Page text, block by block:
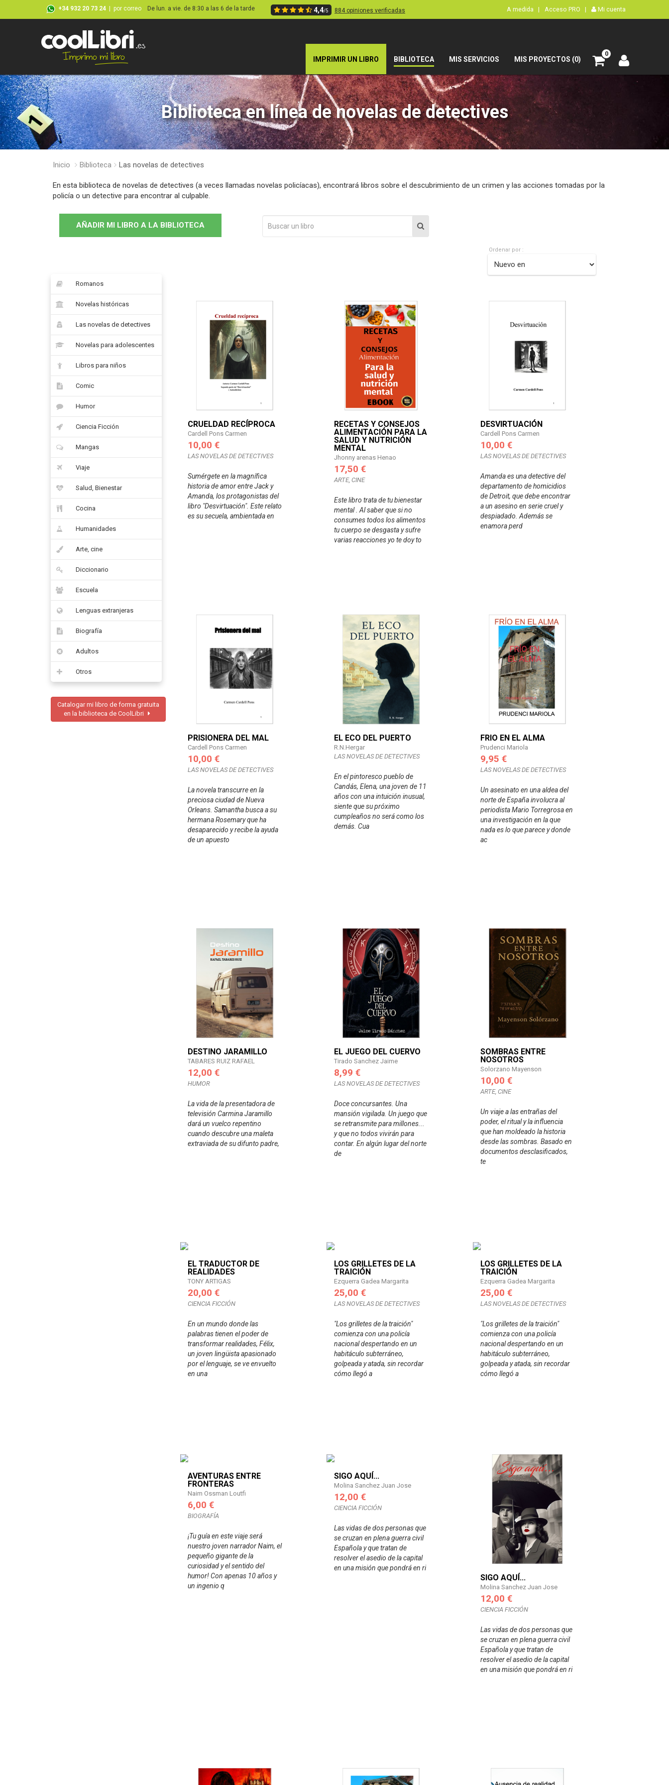
+34 932 20 73 24 por correo De lun. a vie. de 8:30 a las 6 de la tarde 4,4/5 884 opiniones verificadas A medida | Acceso PRO | Mi cuenta
IMPRIMIR UN LIBRO BIBLIOTECA MIS SERVICIOS MIS PROYECTOS (0)
0
Biblioteca en línea de novelas de detectives
Inicio Biblioteca Las novelas de detectives
En esta biblioteca de novelas de detectives (a veces llamadas novelas policíacas), encontrará libros sobre el descubrimiento de un crimen y las acciones tomadas por la
policía o un detective para encontrar al culpable.
AÑADIR MI LIBRO A LA BIBLIOTECA
Romanos
Novelas históricas
Las novelas de detectives
Novelas para adolescentes
Libros para niños
Comic
Humor
Ciencia Ficción
Mangas
Viaje
Salud, Bienestar
Cocina
Humanidades
Arte, cine
Diccionario
Escuela
Lenguas extranjeras
Biografía
Adultos
Otros
Catalogar mi libro de forma gratuita
en la biblioteca de CoolLibri
Ordenar por :
CRUELDAD RECÍPROCA
Cardell Pons Carmen
10,00 €
LAS NOVELAS DE DETECTIVES
Sumérgete en la magnífica
historia de amor entre Jack y
Amanda, los protagonistas del
libro "Desvirtuación". Este relato
es su secuela, ambientada en
RECETAS Y CONSEJOS
ALIMENTACIÓN PARA LA
SALUD Y NUTRICIÓN
MENTAL
Jhonny arenas Henao
17,50 €
ARTE, CINE
Este libro trata de tu bienestar
mental . Al saber que si no
consumes todos los alimentos
tu cuerpo se desgasta y sufre
varias reacciones yo te doy to
DESVIRTUACIÓN
Cardell Pons Carmen
10,00 €
LAS NOVELAS DE DETECTIVES
Amanda es una detective del
departamento de homicidios
de Detroit, que debe encontrar
a un asesino en serie cruel y
despiadado. Además se
enamora perd
PRISIONERA DEL MAL
Cardell Pons Carmen
10,00 €
LAS NOVELAS DE DETECTIVES
La novela transcurre en la
preciosa ciudad de Nueva
Orleans. Samantha busca a su
hermana Rosemary que ha
desaparecido y recibe la ayuda
de un apuesto
EL ECO DEL PUERTO
R.N.Hergar
LAS NOVELAS DE DETECTIVES
En el pintoresco pueblo de
Candás, Elena, una joven de 11
años con una intuición inusual,
siente que su próximo
cumpleaños no será como los
demás. Cua
FRIO EN EL ALMA
Prudenci Mariola
9,95 €
LAS NOVELAS DE DETECTIVES
Un asesinato en una aldea del
norte de España involucra al
periodista Mario Torregrosa en
una investigación en la que
nada es lo que parece y donde
ac
DESTINO JARAMILLO
TABARES RUIZ RAFAEL
12,00 €
HUMOR
La vida de la presentadora de
televisión Carmina Jaramillo
dará un vuelco repentino
cuando descubre una maleta
extraviada de su difunto padre,
EL JUEGO DEL CUERVO
Tirado Sanchez Jaime
8,99 €
LAS NOVELAS DE DETECTIVES
Doce concursantes. Una
mansión vigilada. Un juego que
se retransmite para millones...
y que no todos vivirán para
contar. En algún lugar del norte
de
SOMBRAS ENTRE
NOSOTROS
Solorzano Mayenson
10,00 €
ARTE, CINE
Un viaje a las entrañas del
poder, el ritual y la influencia
que han moldeado la historia
desde las sombras. Basado en
documentos desclasificados,
te
EL TRADUCTOR DE
REALIDADES
TONY ARTIGAS
20,00 €
CIENCIA FICCIÓN
En un mundo donde las
palabras tienen el poder de
transformar realidades, Félix,
un joven lingüista apasionado
por el lenguaje, se ve envuelto
en una
LOS GRILLETES DE LA
TRAICIÓN
Ezquerra Gadea Margarita
25,00 €
LAS NOVELAS DE DETECTIVES
"Los grilletes de la traición"
comienza con una policía
nacional despertando en un
habitáculo subterráneo,
golpeada y atada, sin recordar
cómo llegó a
LOS GRILLETES DE LA
TRAICIÓN
Ezquerra Gadea Margarita
25,00 €
LAS NOVELAS DE DETECTIVES
"Los grilletes de la traición"
comienza con una policía
nacional despertando en un
habitáculo subterráneo,
golpeada y atada, sin recordar
cómo llegó a
AVENTURAS ENTRE
FRONTERAS
Naim Ossman Loutfi
6,00 €
BIOGRAFÍA
¡Tu guía en este viaje será
nuestro joven narrador Naim, el
pequeño gigante de la
curiosidad y el sentido del
humor! Con apenas 10 años y
un ingenio q
SIGO AQUÍ...
Molina Sanchez Juan Jose
12,00 €
CIENCIA FICCIÓN
Las vidas de dos personas que
se cruzan en plena guerra civil
Española y que tratan de
resolver el asedio de la capital
en una misión que pondrá en ri
SIGO AQUÍ...
Molina Sanchez Juan Jose
12,00 €
CIENCIA FICCIÓN
Las vidas de dos personas que
se cruzan en plena guerra civil
Española y que tratan de
resolver el asedio de la capital
en una misión que pondrá en ri